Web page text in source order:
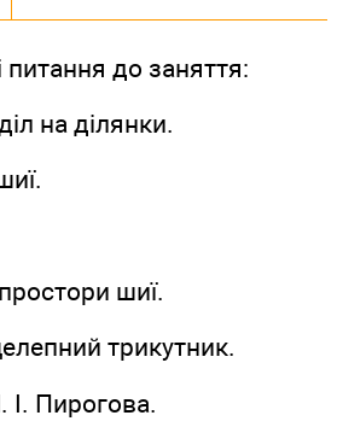
питання до заняття:
на ділянки.
шиї.
трикутник.
І. Пирогова.